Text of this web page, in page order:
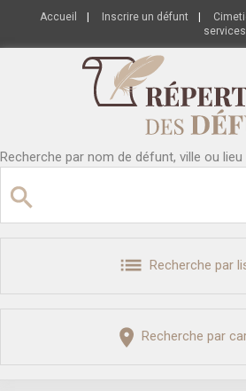
Accueil Inscrire un défunt
services
Recherche par nom de défunt, ville ou lieu
Recherche par
Recherche par